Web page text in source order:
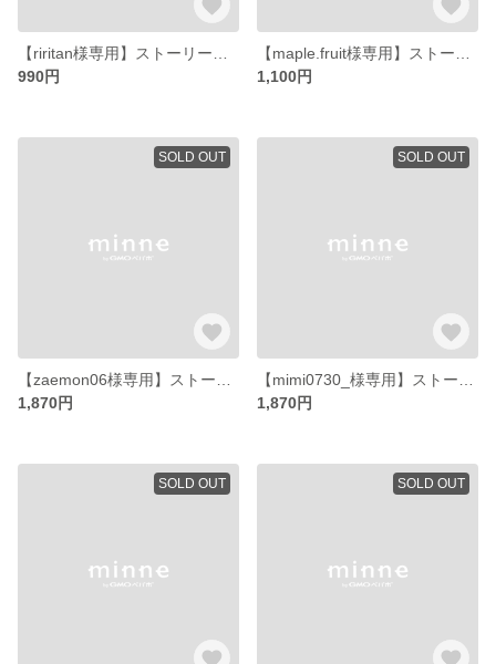
990円
1,100円
SOLD OUT
1,870円
SOLD OUT
1,870円
SOLD OUT SOLD OUT